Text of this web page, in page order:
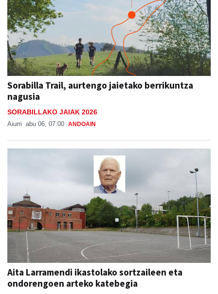
Sorabilla Trail, aurtengo jaietako berrikuntza
nagusia
SORABILLAKO JAIAK 2026
Aiurri abu 06, 07:00 ANDOAIN
Aita Larramendi ikastolako sortzaileen eta
ondorengoen arteko katebegia